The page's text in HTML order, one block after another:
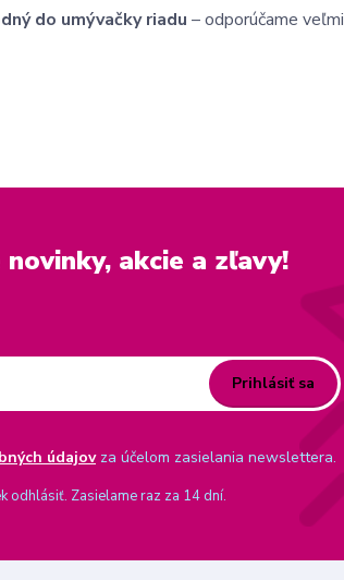
do umývačky riadu – odporúčame veľmi
akcie a zľavy!
Prihlásiť sa
údajovza účelom zasielania newslettera.
odhlásiť. Zasielame raz za 14 dní.